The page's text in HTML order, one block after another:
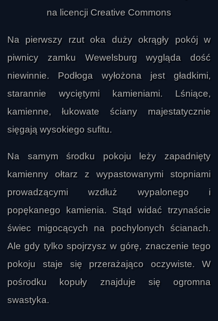
na licencji Creative Commons
Na pierwszy rzut oka duży okrągły pokój w
piwnicy zamku Wewelsburg wygląda dość
niewinnie. Podłoga wyłożona jest gładkimi,
starannie wyciętymi kamieniami. Lśniące,
kamienne, łukowate ściany majestatycznie
sięgają wysokiego sufitu.
Na samym środku pokoju leży zapadnięty
kamienny ołtarz z wypastowanymi stopniami
prowadzącymi wzdłuż wypalonego i
popękanego kamienia. Stąd widać trzynaście
świec migocących na pochylonych ścianach.
Ale gdy tylko spojrzysz w górę, znaczenie tego
pokoju staje się przerażająco oczywiste. W
pośrodku kopuły znajduje się ogromna
swastyka.